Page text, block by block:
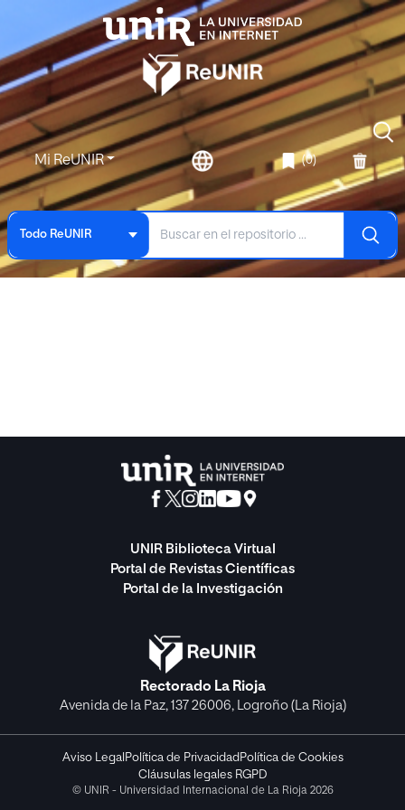
Mi ReUNIR (0)
Todo ReUNIR
UNIR Biblioteca Virtual
Portal de Revistas Científicas
Portal de la Investigación
Rectorado La Rioja
Avenida de la Paz, 137 26006, Logroño (La Rioja)
Aviso Legal Política de Privacidad Política de Cookies
Cláusulas legales RGPD
© UNIR - Universidad Internacional de La Rioja 2026